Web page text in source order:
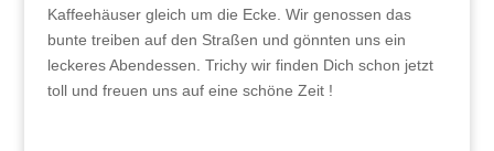
Kaffeehäuser gleich um die Ecke. Wir genossen das
bunte treiben auf den Straßen und gönnten uns ein
leckeres Abendessen. Trichy wir finden Dich schon jetzt
toll und freuen uns auf eine schöne Zeit !